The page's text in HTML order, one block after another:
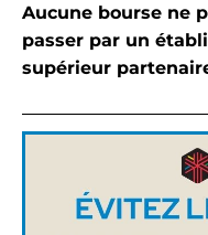
Aucune bourse ne
passer par un
supérieur